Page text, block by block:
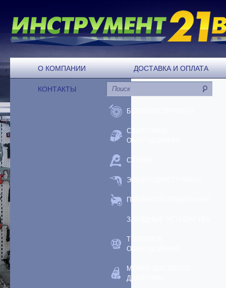
О КОМПАНИИ ДОСТАВКА И ОПЛАТА
КОНТАКТЫ
БЕНЗОИНСТРУМЕНТ
СВАРОЧНОЕ
ОБОРУДОВАНИЕ
СТАНКИ
ЭЛЕКТРОИНСТРУМЕНТ
ПНЕВМООБОРУДОВАНИЕ
ЗАРЯДНЫЕ УСТРОЙСТВА
ТЕПЛОВОЕ
ОБОРУДОВАНИЕ
МОЙКИ ВЫСОКОГО
ДАВЛЕНИЯ